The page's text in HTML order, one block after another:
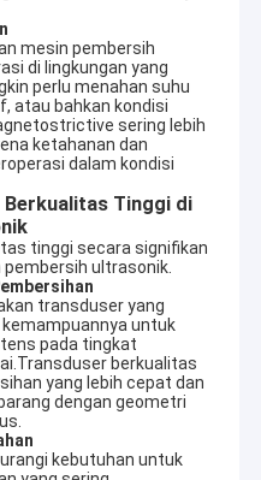
mesin pembersih
di lingkungan yang
perlu menahan suhu
atau bahkan kondisi
sering lebih
ketahanan dan
dalam kondisi
Tinggi di
tinggi secara signifikan
ultrasonik.
transduser yang
untuk
pada tingkat
berkualitas
yang lebih cepat dan
dengan geometri
kebutuhan untuk
pelanggan yang kuat di
Elektronik, Senjata Api,
lagi.
mendukung kebutuhan Anda
ultrasonik kami
hubungi kami.